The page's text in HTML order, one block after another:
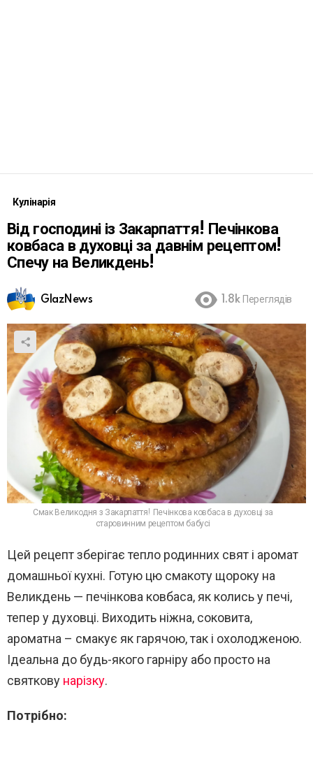
Кулінарія
Від господині із Закарпаття! Печінкова
ковбаса в духовці за давнім рецептом!
Спечу на Великдень!
GlazNews 1.8k Переглядів
Смак Великодня з Закарпаття! Печінкова ковбаса в духовці за
старовинним рецептом бабусі
Цей рецепт зберігає тепло родинних свят і аромат
домашньої кухні. Готую цю смакоту щороку на
Великдень — печінкова ковбаса, як колись у печі,
тепер у духовці. Виходить ніжна, соковита,
ароматна – смакує як гарячою, так і охолодженою.
Ідеальна до будь-якого гарніру або просто на
святкову нарізку.
Потрібно: